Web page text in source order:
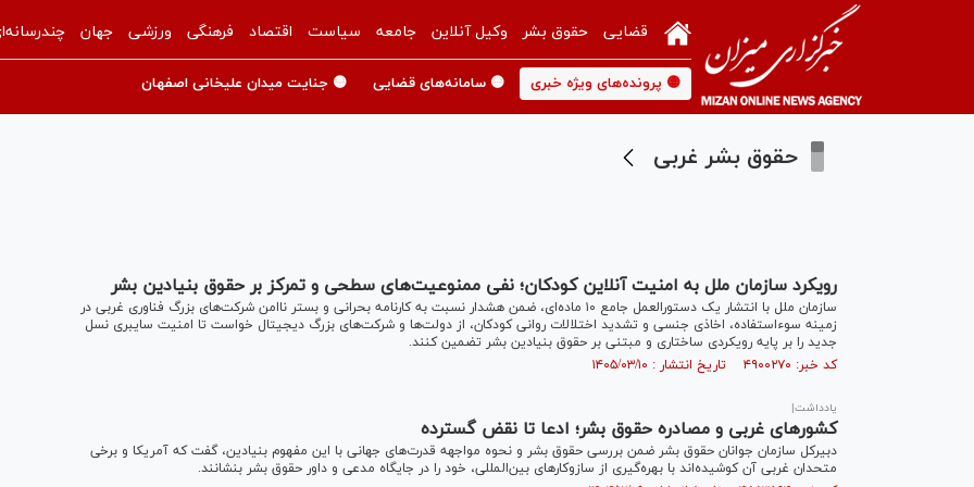
قضایی حقوق بشر وکیل آنلاین جامعه سیاست اقتصاد فرهنگی ورزشی جهان
🟡 پرونده‌های ویژه خبری 🟡 سامانه‌های قضایی 🟡 جنایت میدان علیخانی اصفهان
حقوق بشر غربی
رویکرد سازمان ملل به امنیت آنلاین کودکان؛ نفی ممنوعیت‌های سطحی و تمرکز بر حقوق بنیادین بشر
سازمان ملل با انتشار یک دستورالعمل جامع ۱۰ ماده‌ای، ضمن هشدار نسبت به کارنامه بحرانی و بستر ناامن شرکت‌های بزرگ فناوری غربی در
زمینه سوءاستفاده، اخاذی جنسی و تشدید اختلالات روانی کودکان، از دولت‌ها و شرکت‌های بزرگ دیجیتال خواست تا امنیت سایبری نسل
جدید را بر پایه رویکردی ساختاری و مبتنی بر حقوق بنیادین بشر تضمین کنند.
کد خبر: ۴۹۰۰۲۷۰ تاریخ انتشار : ۱۴۰۵/۰۳/۱۰
یادداشت|
کشور‌های غربی و مصادره حقوق بشر؛ ادعا تا نقض گسترده
دبیرکل سازمان جوانان حقوق بشر ضمن بررسی حقوق بشر و نحوه مواجهه قدرت‌های جهانی با این مفهوم بنیادین، گفت که آمریکا و برخی
متحدان غربی آن کوشیده‌اند با بهره‌گیری از سازوکار‌های بین‌المللی، خود را در جایگاه مدعی و داور حقوق بشر بنشانند.